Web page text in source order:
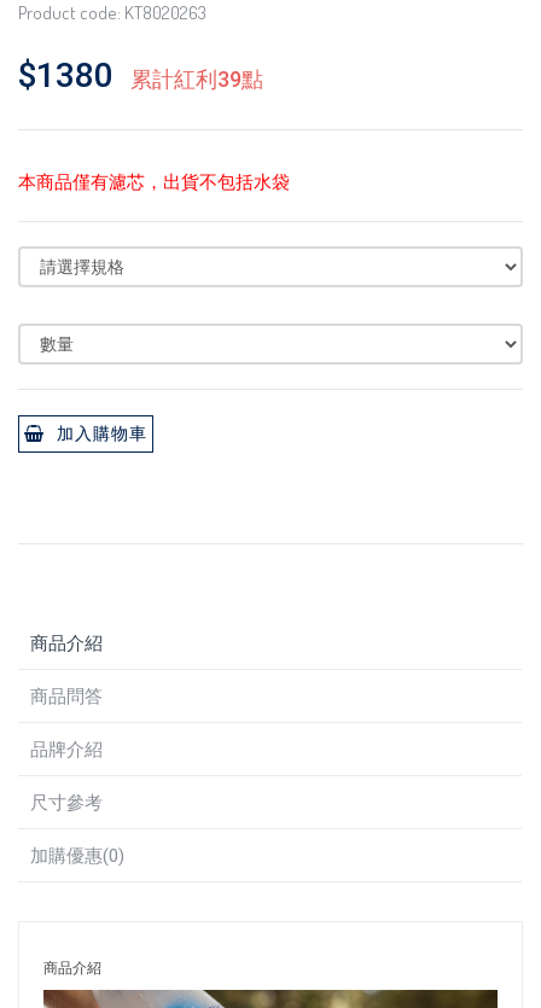
Product code: KT8020263
$1380 累計紅利39點
本商品僅有濾芯，出貨不包括水袋
加入購物車
商品介紹
商品問答
品牌介紹
尺寸參考
加購優惠(0)
商品介紹